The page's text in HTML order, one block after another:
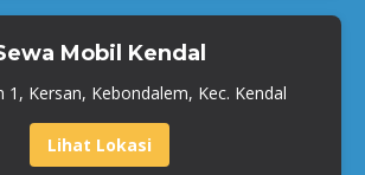
Mobil Kendal
1, Kersan, Kebondalem, Kec. Kendal
Lihat Lokasi